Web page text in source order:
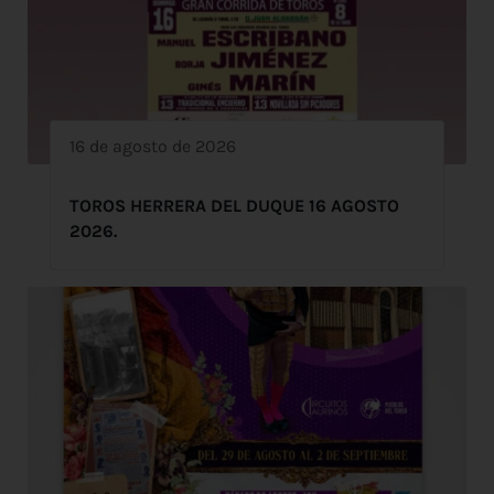
16 de agosto de 2026
TOROS HERRERA DEL DUQUE 16 AGOSTO
2026.